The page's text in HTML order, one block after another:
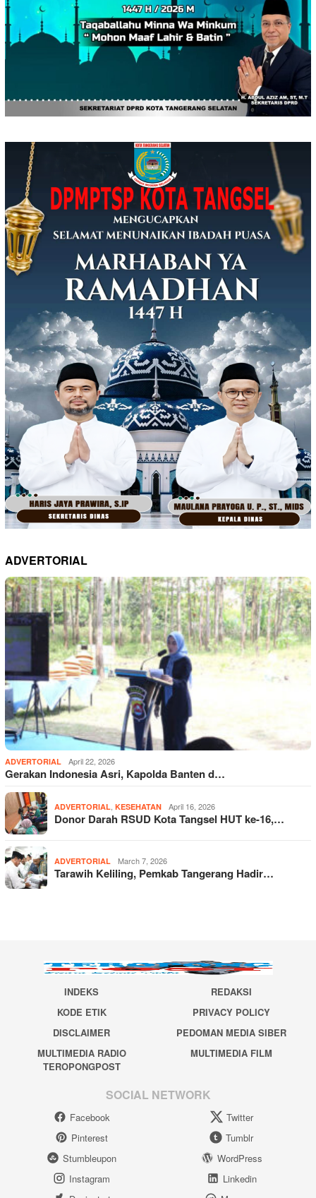
ADVERTORIAL
ADVERTORIAL April 22, 2026
Gerakan Indonesia Asri, Kapolda Banten d…
ADVERTORIAL KESEHATAN April 16, 2026
Donor Darah RSUD Kota Tangsel HUT ke-16,…
ADVERTORIAL March 7, 2026
Tarawih Keliling, Pemkab Tangerang Hadir…
INDEKS
REDAKSI
KODE ETIK
PRIVACY POLICY
DISCLAIMER
PEDOMAN MEDIA SIBER
MULTIMEDIA RADIO
TEROPONGPOST
MULTIMEDIA FILM
SOCIAL NETWORK
Facebook
Twitter
Pinterest
Tumblr
Stumbleupon
WordPress
Instagram
Linkedin